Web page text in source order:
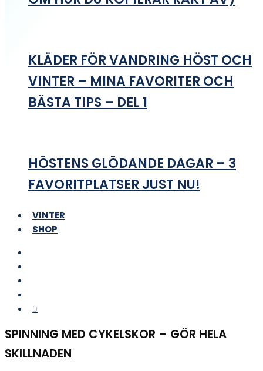
KLÄDER FÖR VANDRING HÖST OCH
VINTER – MINA FAVORITER OCH
BÄSTA TIPS – DEL 1
HÖSTENS GLÖDANDE DAGAR – 3
FAVORITPLATSER JUST NU!
VINTER
SHOP
0
SPINNING MED CYKELSKOR – GÖR HELA
SKILLNADEN